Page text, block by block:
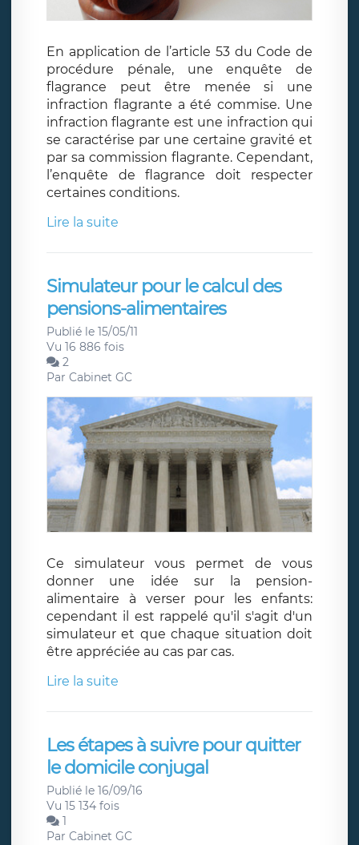
En application de l’article 53 du Code de
procédure pénale, une enquête de
flagrance peut être menée si une
infraction flagrante a été commise. Une
infraction flagrante est une infraction qui
se caractérise par une certaine gravité et
par sa commission flagrante. Cependant,
l’enquête de flagrance doit respecter
certaines conditions.
Lire la suite
Simulateur pour le calcul des
pensions-alimentaires
Publié le 15/05/11
Vu 16 886 fois
2
Par Cabinet GC
Ce simulateur vous permet de vous
donner une idée sur la pension-
alimentaire à verser pour les enfants:
cependant il est rappelé qu'il s'agit d'un
simulateur et que chaque situation doit
être appréciée au cas par cas.
Lire la suite
Les étapes à suivre pour quitter
le domicile conjugal
Publié le 16/09/16
Vu 15 134 fois
1
Par Cabinet GC